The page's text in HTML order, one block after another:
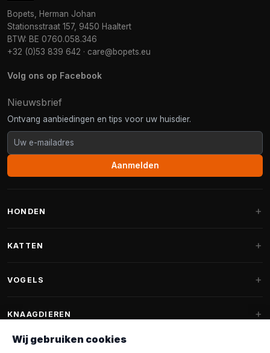
Bopets, Herman Johan
Stationsstraat 157, 9450 Haaltert
BTW: BE 0760.058.346
+32 (0)53 839 642 · care@bopets.eu
Volg ons op Facebook
Nieuwsbrief
Ontvang aanbiedingen en tips voor uw huisdier.
Aanmelden
HONDEN
Fantail hondenmanden
KATTEN
Krabpalen voor Maine Coon
Krabpaal onderdelen
VOGELS
KNAAGDIEREN
Konijnenvoer
Wij gebruiken cookies